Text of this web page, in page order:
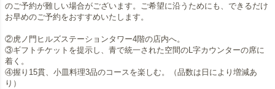
のご予約が難しい場合がございます。ご希望に沿うためにも、できるだけ
お早めのご予約をおすすめいたします。
②虎ノ門ヒルズステーションタワー4階の店内へ。
③ギフトチケットを提示し、青で統一された空間のL字カウンターの席に
着く。
④握り15貫、小皿料理3品のコースを楽しむ。（品数は日により増減あ
り）